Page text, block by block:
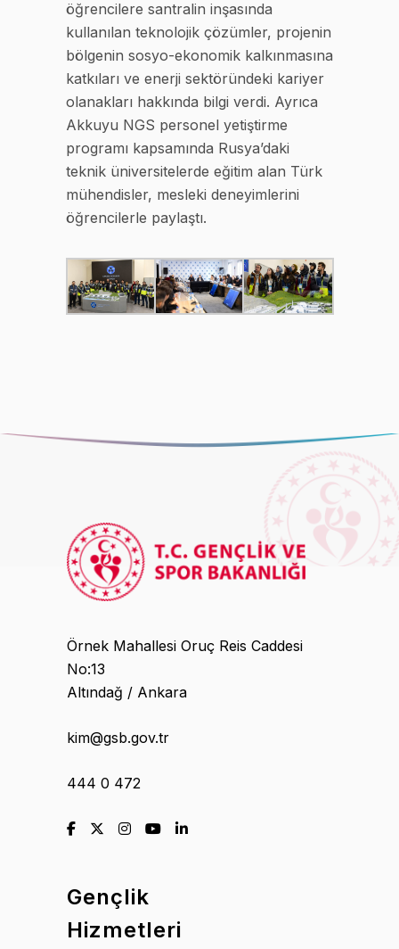
öğrencilere santralin inşasında
kullanılan teknolojik çözümler, projenin
bölgenin sosyo-ekonomik kalkınmasına
katkıları ve enerji sektöründeki kariyer
olanakları hakkında bilgi verdi. Ayrıca
Akkuyu NGS personel yetiştirme
programı kapsamında Rusya’daki
teknik üniversitelerde eğitim alan Türk
mühendisler, mesleki deneyimlerini
öğrencilerle paylaştı.
Örnek Mahallesi Oruç Reis Caddesi
No:13
Altındağ / Ankara
kim@gsb.gov.tr
444 0 472
Gençlik
Hizmetleri